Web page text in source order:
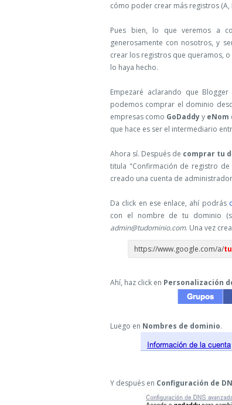
cómo poder crear más registros (A,
Pues bien, lo que veremos a
generosamente con nosotros, y
crear los registros que queramos,
lo haya hecho.
Empezaré aclarando que
podemos comprar el dominio
empresas como GoDaddyy eNom
que hace es ser el intermediario
Ahora sí. Después de comprar tu
titula "Confirmación de registro
creado una cuenta de
Da click en ese enlace, ahí podrás
con el nombre de tu dominio
admin@tudominio.com. Una vez
https://www.google.com/a/
Ahí, haz click en Personalización
Luego en Nombres de dominio.
Y después en Configuración de